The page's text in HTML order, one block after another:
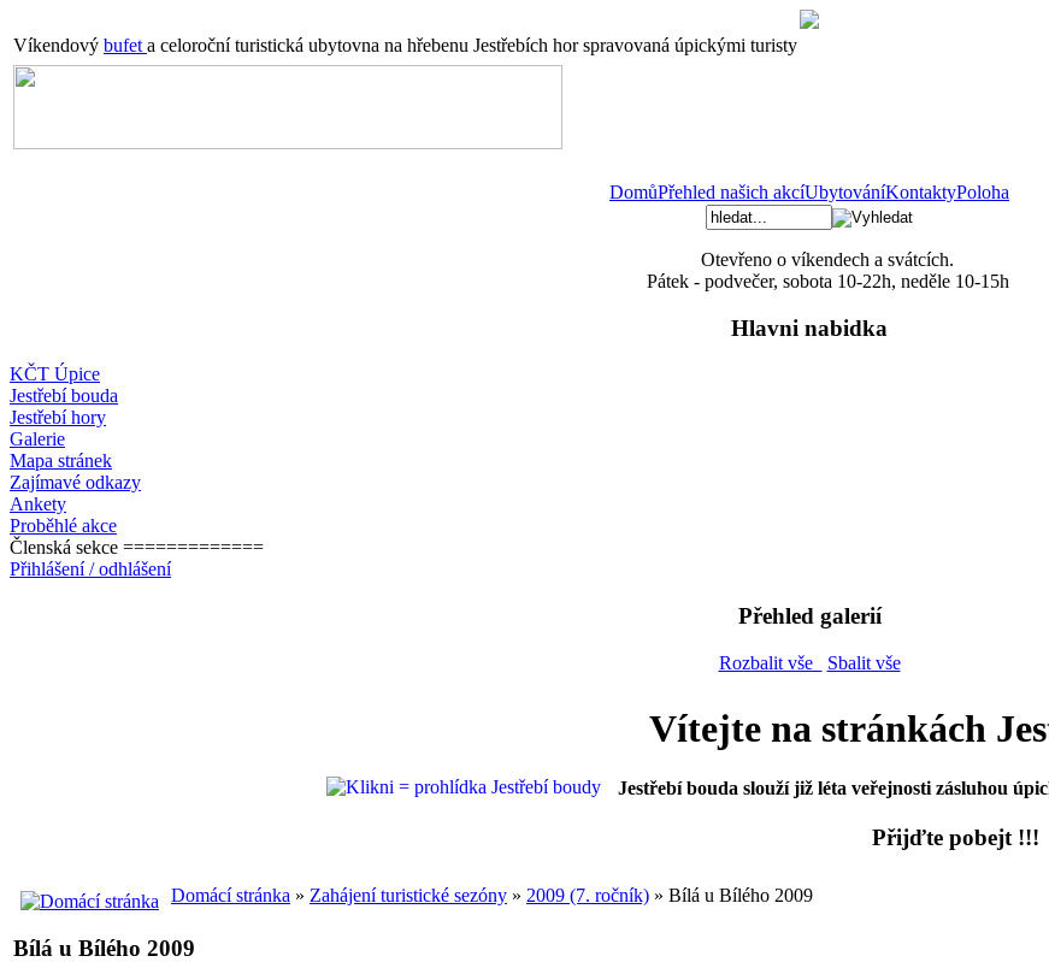
Víkendový bufet a celoroční turistická ubytovna na hřebenu Jestřebích hor spravovaná úpickými turisty
DomůPřehled našich akcíUbytováníKontaktyPoloha
Otevřeno o víkendech a svátcích.
Pátek - podvečer, sobota 10-22h, neděle 10-15h
Hlavni nabidka
KČT Úpice
Jestřebí bouda
Jestřebí hory
Galerie
Mapa stránek
Zajímavé odkazy
Ankety
Proběhlé akce
Členská sekce =============
Přihlášení / odhlášení
Přehled galerií
Rozbalit vše Sbalit vše
Vítejte na stránkách
Jestřebí bouda slouží již léta veřejnosti zásluhou
Přijďte pobejt !!!
Domácí stránka » Zahájení turistické sezóny » 2009 (7. ročník) » Bílá u Bílého 2009
Bílá u Bílého 2009